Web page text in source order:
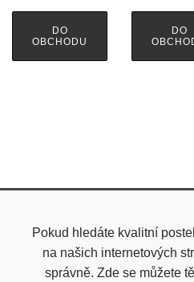
DO
OBCHODU
DO
Pokud hledáte kvalitní
na našich internetových
správně. Zde se můžete